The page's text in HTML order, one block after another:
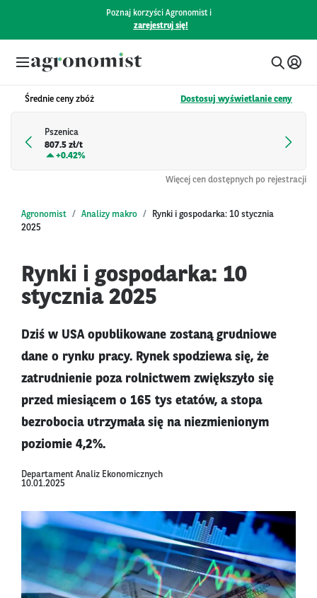
Poznaj korzyści Agronomist i
zarejestruj się!
Średnie ceny zbóż Dostosuj wyświetlanie ceny
Pszenica
807.5 zł/t
+0.42%
Więcej cen dostępnych po rejestracji
Agronomist Analizy makro
Rynki i gospodarka: 10 stycznia
2025
Rynki i gospodarka: 10
stycznia 2025
Dziś w USA opublikowane zostaną grudniowe
dane o rynku pracy. Rynek spodziewa się, że
zatrudnienie poza rolnictwem zwiększyło się
przed miesiącem o 165 tys etatów, a stopa
bezrobocia utrzymała się na niezmienionym
poziomie 4,2%.
Departament Analiz Ekonomicznych
10.01.2025